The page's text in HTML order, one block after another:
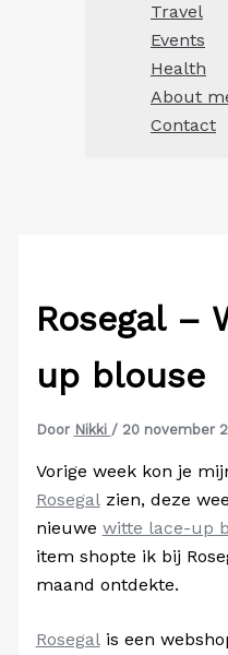
Travel
Events
Health
About
Contact
Rosegal –
up blouse
Door Nikki / 20 november
Vorige week kon je
Rosegal zien, deze
nieuwe witte lace-up
item shopte ik bij
maand ontdekte.
Rosegal is een